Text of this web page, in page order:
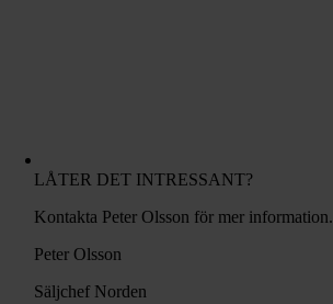
LÅTER DET INTRESSANT?
Kontakta Peter Olsson för mer information.
Peter Olsson
Säljchef Norden